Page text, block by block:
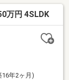
ー交換■美装
器交換※令和8年
め）【学校】小
南が丘中学校
万円 4SLDK
16年2ヶ月)